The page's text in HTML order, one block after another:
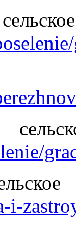
i-